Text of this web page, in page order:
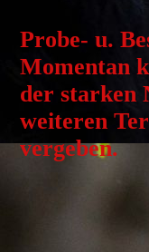
Probe- u.
Momentan
der starken
weiteren
vergeben.